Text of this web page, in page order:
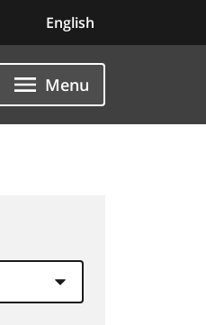
English
Menu